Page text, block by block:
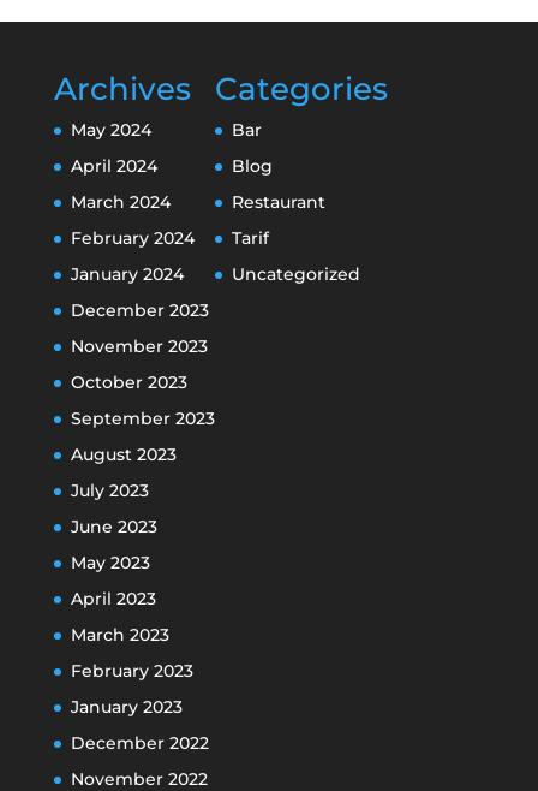
Archives
May 2024
April 2024
March 2024
February 2024
January 2024
December 2023
November 2023
October 2023
September 2023
August 2023
July 2023
June 2023
May 2023
April 2023
March 2023
February 2023
January 2023
December 2022
November 2022
Categories
Bar
Blog
Restaurant
Tarif
Uncategorized